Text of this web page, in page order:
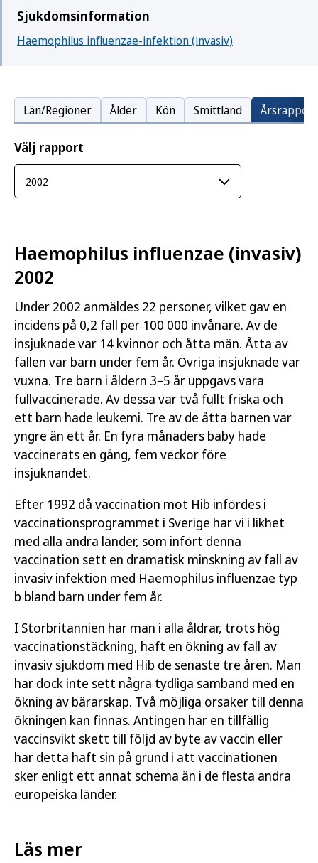
Sjukdomsinformation
Haemophilus influenzae-infektion (invasiv)
Län/Regioner Ålder Kön Smittland Årsrapport
Välj rapport
Haemophilus influenzae (invasiv)
2002
Under 2002 anmäldes 22 personer, vilket gav en
incidens på 0,2 fall per 100 000 invånare. Av de
insjuknade var 14 kvinnor och åtta män. Åtta av
fallen var barn under fem år. Övriga insjuknade var
vuxna. Tre barn i åldern 3–5 år uppgavs vara
fullvaccinerade. Av dessa var två fullt friska och
ett barn hade leukemi. Tre av de åtta barnen var
yngre än ett år. En fyra månaders baby hade
vaccinerats en gång, fem veckor före
insjuknandet.
Efter 1992 då vaccination mot Hib infördes i
vaccinationsprogrammet i Sverige har vi i likhet
med alla andra länder, som infört denna
vaccination sett en dramatisk minskning av fall av
invasiv infektion med Haemophilus influenzae typ
b bland barn under fem år.
I Storbritannien har man i alla åldrar, trots hög
vaccinationstäckning, haft en ökning av fall av
invasiv sjukdom med Hib de senaste tre åren. Man
har dock inte sett några tydliga samband med en
ökning av bärarskap. Två möjliga orsaker till denna
ökningen kan finnas. Antingen har en tillfällig
vaccinsvikt skett till följd av byte av vaccin eller
har detta haft sin på grund i att vaccinationen
sker enligt ett annat schema än i de flesta andra
europeiska länder.
Läs mer